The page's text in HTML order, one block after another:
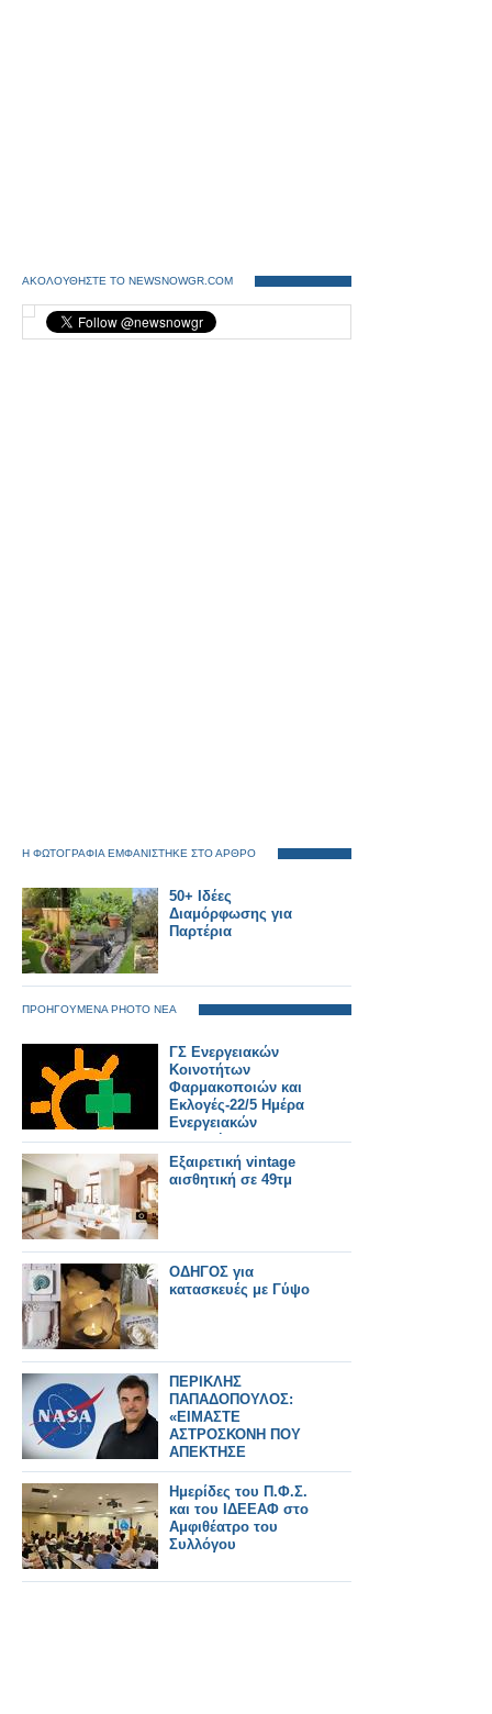
ΑΚΟΛΟΥΘΗΣΤΕ ΤΟ NEWSNOWGR.COM
Η ΦΩΤΟΓΡΑΦΙΑ ΕΜΦΑΝΙΣΤΗΚΕ ΣΤΟ ΑΡΘΡΟ
50+ Ιδέες
Διαμόρφωσης για
Παρτέρια
ΠΡΟΗΓΟΥΜΕΝΑ PHOTO ΝΕΑ
ΓΣ Ενεργειακών
Κοινοτήτων
Φαρμακοποιών και
Εκλογές-22/5 Ημέρα
Ενεργειακών
Κοινοτήτων στην
Ευρώπη
Εξαιρετική vintage
αισθητική σε 49τμ
ΟΔΗΓΟΣ για
κατασκευές με Γύψο
ΠΕΡΙΚΛΗΣ
ΠΑΠΑΔΟΠΟΥΛΟΣ:
«ΕΙΜΑΣΤΕ
ΑΣΤΡΟΣΚΟΝΗ ΠΟΥ
ΑΠΕΚΤΗΣΕ
ΣΥΝΕΙΔΗΣΗ» – Ο
ΗΓΕΤΗΣ ΤΗΣ NASA
ΠΙΣΩ ΑΠΟ ΤΟ Artemis
II
Ημερίδες του Π.Φ.Σ.
και του ΙΔΕΕΑΦ στο
Αμφιθέατρο του
Συλλόγου